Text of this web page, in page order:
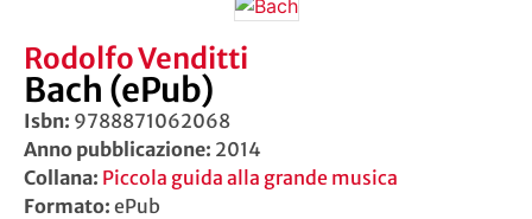
Rodolfo Venditti
Bach (ePub)
Isbn: 9788871062068
Anno pubblicazione: 2014
Collana: Piccola guida alla grande musica
Formato: ePub